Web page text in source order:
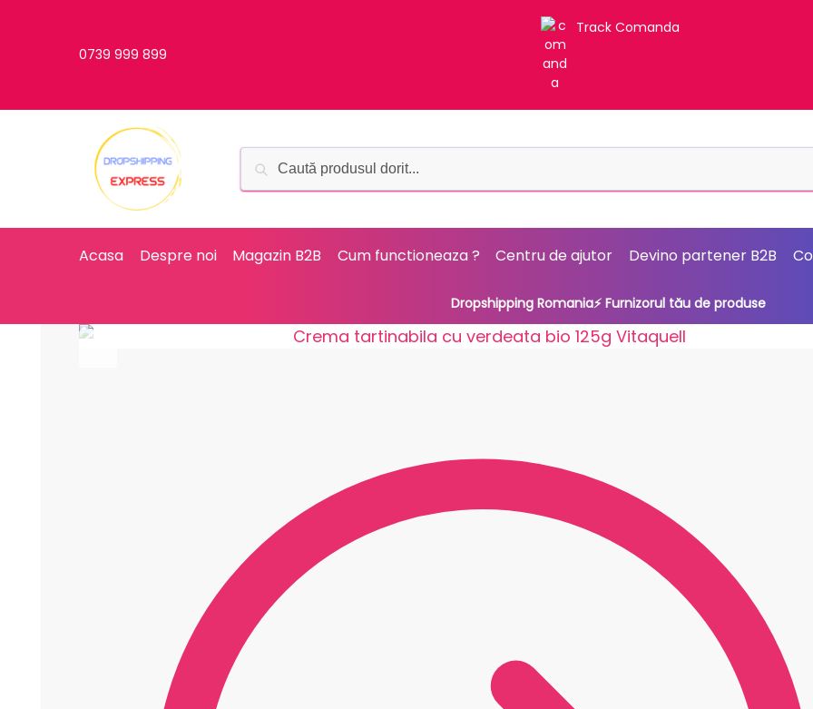
0739 999 899
Track Comanda
Acasa Despre noi Magazin B2B Cum functioneaza ? Centru de ajutor Devino partener B2B
Dropshipping Romania⚡ Furnizorul tău de produse